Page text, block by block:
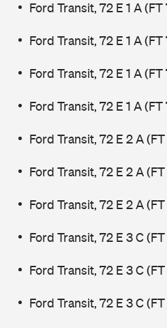
Ford Transit, 72 E 1 A
Ford Transit, 72 E 1 A
Ford Transit, 72 E 1 A
Ford Transit, 72 E 1 A
Ford Transit, 72 E 2 A
Ford Transit, 72 E 2 A
Ford Transit, 72 E 2 A
Ford Transit, 72 E 3 C
Ford Transit, 72 E 3 C
Ford Transit, 72 E 3 C